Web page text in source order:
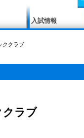
入試情報
ククラブ
ラブ